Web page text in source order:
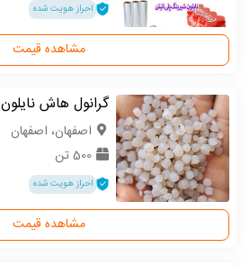
احراز هویت شده
مشاهده قیمت
گرانول هاش نایلون
اصفهان، اصفهان
500 تن
احراز هویت شده
مشاهده قیمت